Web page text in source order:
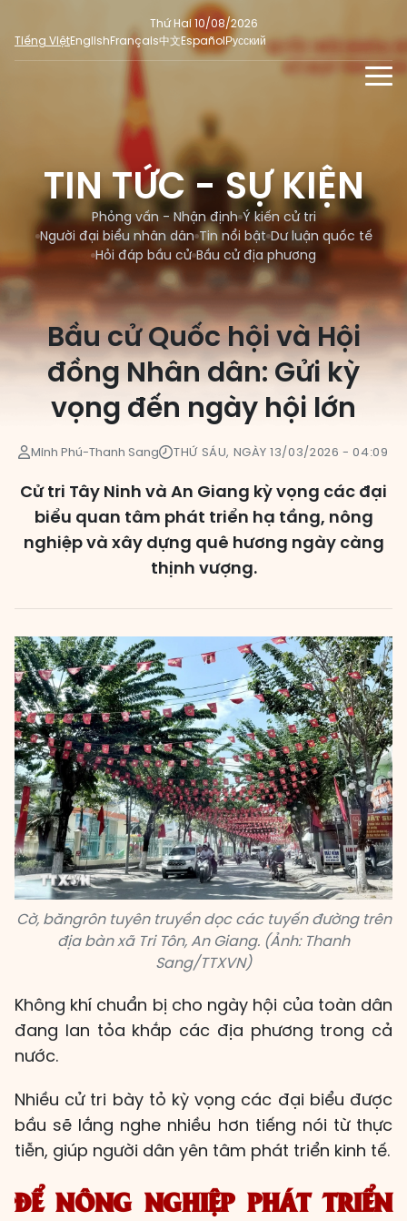
Thứ Hai 10/08/2026
Tiếng ViệtEnglishFrançais中文EspañolРусский
TIN TỨC - SỰ KIỆN
Phỏng vấn - Nhận định
Ý kiến cử tri
Người đại biểu nhân dân
Tin nổi bật
Dư luận quốc tế
Hỏi đáp bầu cử
Bầu cử địa phương
ĐA PHƯƠNG TIỆN
Ảnh
E-magazine
Infographic
MẠNG XÃ HỘI
SỐ LIỆU BẦU CỬ
Cử tri tham gia bầu cử
Tổng số đại biểu quốc hội
Nữ đại biểu Quốc hội
Các đơn vị bầu cử
HĐND cấp xã
HĐND cấp tỉnh, thành phố
TIN TỨC - SỰ KIỆN
Phỏng vấn - Nhận định Ý kiến cử tri
Người đại biểu nhân dân Tin nổi bật Dư luận quốc tế
Hỏi đáp bầu cử Bầu cử địa phương
Bầu cử Quốc hội và Hội
đồng Nhân dân: Gửi kỳ
vọng đến ngày hội lớn
Minh Phú-Thanh Sang THỨ SÁU, NGÀY 13/03/2026 - 04:09
Cử tri Tây Ninh và An Giang kỳ vọng các đại
biểu quan tâm phát triển hạ tầng, nông
nghiệp và xây dựng quê hương ngày càng
thịnh vượng.
Cờ, băngrôn tuyên truyền dọc các tuyến đường trên
địa bàn xã Tri Tôn, An Giang. (Ảnh: Thanh
Sang/TTXVN)
Không khí chuẩn bị cho ngày hội của toàn dân
đang lan tỏa khắp các địa phương trong cả
nước.
Nhiều cử tri bày tỏ kỳ vọng các đại biểu được
bầu sẽ lắng nghe nhiều hơn tiếng nói từ thực
tiễn, giúp người dân yên tâm phát triển kinh tế.
ĐỂ NÔNG NGHIỆP PHÁT TRIỂN